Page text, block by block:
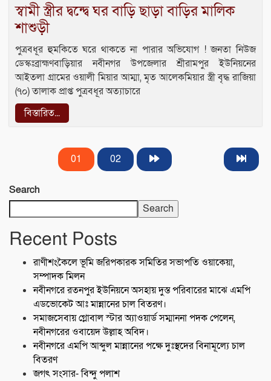
স্বামী স্ত্রীর দ্বন্দ্বে ঘর বাড়ি ছাড়া বাড়ির মালিক
শাশুড়ী
পুত্রবধূর হুমকিতে ঘরে থাকতে না পারার অভিযোগ ! জনতা নিউজ
ডেস্কঃব্রাহ্মণবাড়িয়ার নবীনগর উপজেলার শ্রীরামপুর ইউনিয়নের
আইতলা গ্রামের ওয়ালী মিয়ার আম্মা, মৃত আলেকমিয়ার স্ত্রী বৃদ্ধ রাজিয়া
(৭০) তালাক প্রাপ্ত পুত্রবধূর অত্যাচারে
বিস্তারিত...
01 02
Search
Search
Recent Posts
রাণীশংকৈলে ভূমি জরিপকারক সমিতির সভাপতি ওয়াকেয়া,
সম্পাদক মিলন
নবীনগরে রতনপুর ইউনিয়নে অসহায় দুস্ত পরিবারের মাঝে এমপি
এডভোকেট আঃ মান্নানের চাল বিতরণ।
সমাজসেবায় গ্লোবাল স্টার অ্যাওয়ার্ড সম্মাননা পদক পেলেন,
নবীনগরের ওবায়েদ উল্লাহ অবিদ।
নবীনগরে এমপি আব্দুল মান্নানের পক্ষে দুঃস্থদের বিনামূল্যে চাল
বিতরণ
জগৎ সংসার- বিন্দু পলাশ